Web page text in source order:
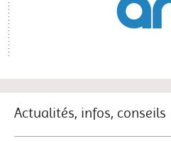
Actualités, infos, conseils